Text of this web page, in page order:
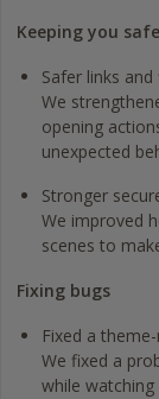
Keeping you safe
Safer links
We
opening
unexpected
Stronger
We improved
scenes to
Fixing bugs
Fixed a
We fixed a
while